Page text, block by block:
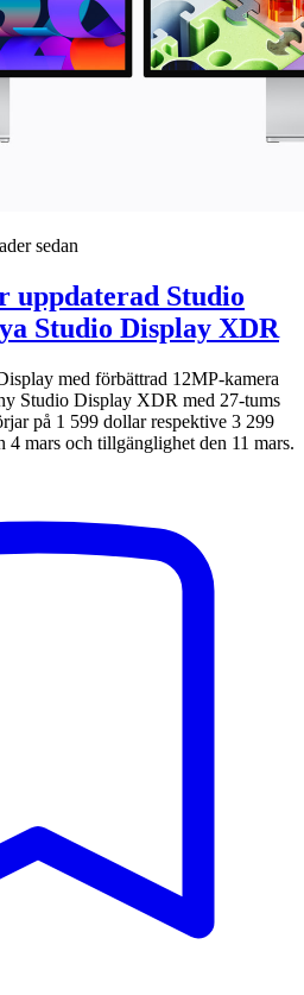
sedan
uppdaterad Studio
Studio Display XDR
med förbättrad 12MP-kamera
Studio Display XDR med 27-tums
på 1 599 dollar respektive 3 299
mars och tillgänglighet den 11 mars.